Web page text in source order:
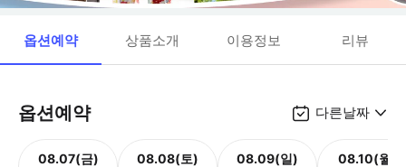
옵션예약 상품소개 이용정보 리뷰
옵션예약 다른날짜
08.07(금) 08.08(토) 08.09(일) 08.10(월)